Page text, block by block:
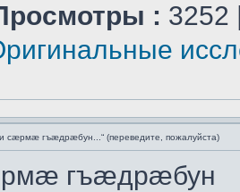
:
сæрмæ гъæдрæбун...“ (переведите, пожалуйста)
гъæдрæбун